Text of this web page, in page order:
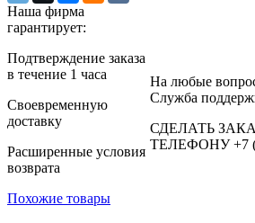
Наша фирма
гарантирует:
Подтверждение заказа
в течение 1 часа
Своевременную
доставку
Расширенные условия
возврата
На любые
Служба
СДЕЛАТЬ
ТЕЛЕФОНУ +7
Похожие товары